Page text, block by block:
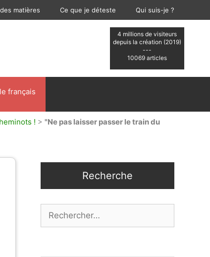
matières Ce que je déteste Qui suis-je ?
4 millions de visiteurs
depuis la création (2019)
---
10069 articles
français
! > "Ne pas laisser passer le train du
Recherche